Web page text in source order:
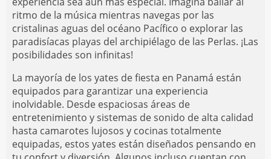
ritmo de la música mientras navegas por las
cristalinas aguas del océano Pacífico o explorar las
paradisíacas playas del archipiélago de las Perlas. ¡Las
posibilidades son infinitas!
La mayoría de los yates de fiesta en Panamá están
equipados para garantizar una experiencia
inolvidable. Desde espaciosas áreas de
entretenimiento y sistemas de sonido de alta calidad
hasta camarotes lujosos y cocinas totalmente
equipadas, estos yates están diseñados pensando en